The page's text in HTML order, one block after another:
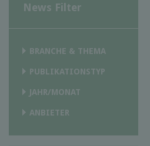
News Filter
BRANCHE & THEMA
PUBLIKATIONSTYP
JAHR/MONAT
ANBIETER